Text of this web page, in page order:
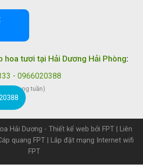
hoa tươi tại Hải Dương Hải Phòng:
- 0966020388
trong tuần)
Hải Dương - Thiết kế web bởi FPT | Liên
quang FPT
Lắp đặt mạng Internet wifi
FPT